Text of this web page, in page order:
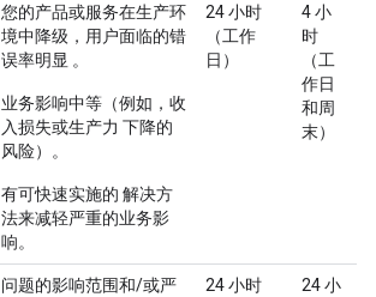
您的产品或服务在生产环
境中降级，用户面临的错
误率明显 。
业务影响中等（例如，收
入损失或生产力 下降的
风险）。
有可快速实施的 解决方
法来减轻严重的业务影
响。
24 小时
（工作
日）
4 小
时
（工
作日
和周
末）
问题的影响范围和/或严
24 小时
24 小